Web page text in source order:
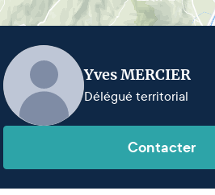
Yves MERCIER
Délégué territorial
Contacter